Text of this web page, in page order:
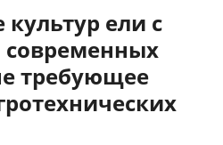
ели с
требующее